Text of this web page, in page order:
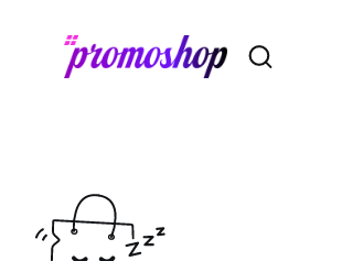
Otwórz